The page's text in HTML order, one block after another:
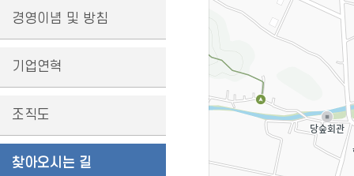
경영이념 및 방침
기업연혁
조직도
찾아오시는 길